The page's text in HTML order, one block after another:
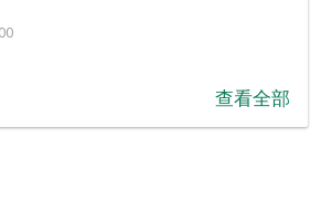
查看全部